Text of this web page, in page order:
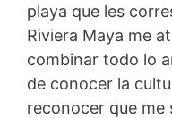
playa que les
Riviera Maya me
combinar todo lo
de conocer la
reconocer que me